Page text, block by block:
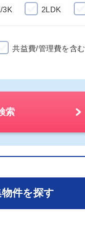
3K 2LDK
共益費/管理費を含む
索
件を探す